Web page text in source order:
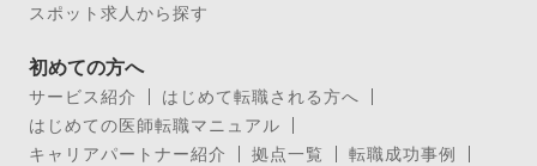
スポット求人から探す
初めての方へ
サービス紹介
はじめて転職される方へ
はじめての医師転職マニュアル
キャリアパートナー紹介
拠点一覧
転職成功事例